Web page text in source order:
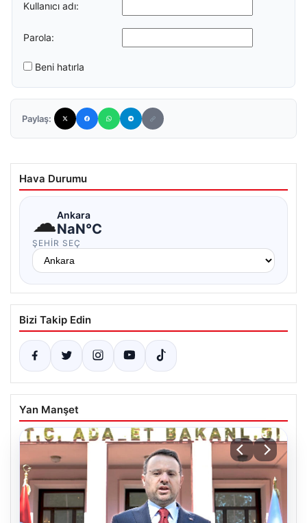
Kullanıcı adı:
Parola:
Beni hatırla
Paylaş:
Hava Durumu
☁Ankara
NaN°C
ŞEHIR SEÇ
Bizi Takip Edin
Yan Manşet